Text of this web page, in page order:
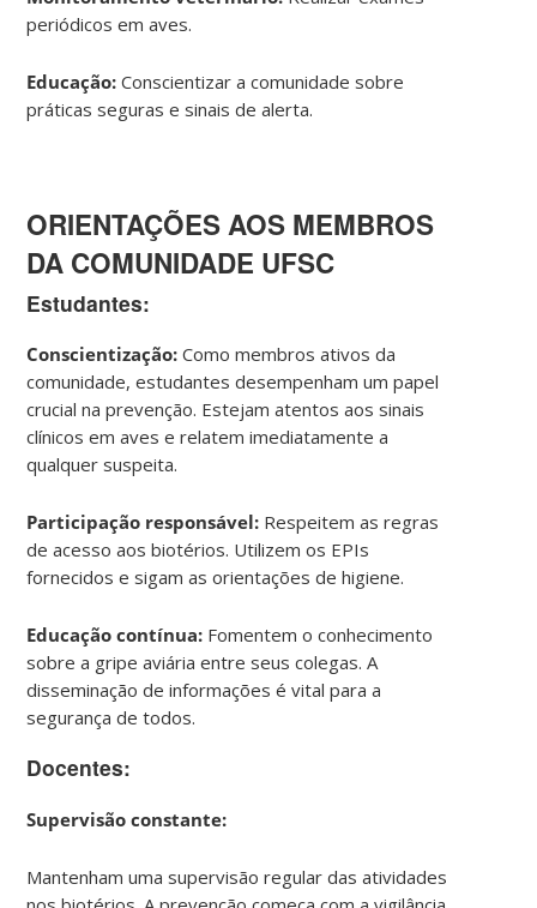
periódicos em aves.
Educação:Conscientizar a comunidade sobre
práticas seguras e sinais de alerta.
ORIENTAÇÕES AOS MEMBROS
DA COMUNIDADE UFSC
Estudantes:
Conscientização: Como membros ativos da
comunidade, estudantes desempenham um papel
crucial na prevenção. Estejam atentos aos sinais
clínicos em aves e relatem imediatamente a
qualquer suspeita.
Participação responsável: Respeitem as regras
de acesso aos biotérios. Utilizem os EPIs
fornecidos e sigam as orientações de higiene.
Educação contínua: Fomentem o conhecimento
sobre a gripe aviária entre seus colegas. A
disseminação de informações é vital para a
segurança de todos.
Docentes:
Supervisão constante:
Mantenham uma supervisão regular das atividades